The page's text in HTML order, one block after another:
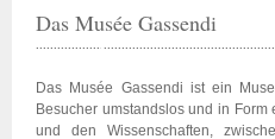
Das Musée Gassendi
Das Musée Gassendi ist ein
Besucher umstandslos und in
und den Wissenschaften,